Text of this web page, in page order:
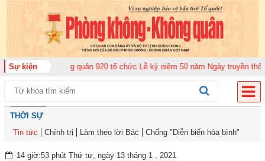
Sự kiện
đoàn Không quân 920 tổ chức Lễ kỷ niệm 50 năm Ngày truyền thống
THỜI SỰ
Tin tức
Chính trị Làm theo lời Bác Chống "Diễn biến hòa bình"
14 giờ:53 phút Thứ tư, ngày 13 tháng 1 , 2021